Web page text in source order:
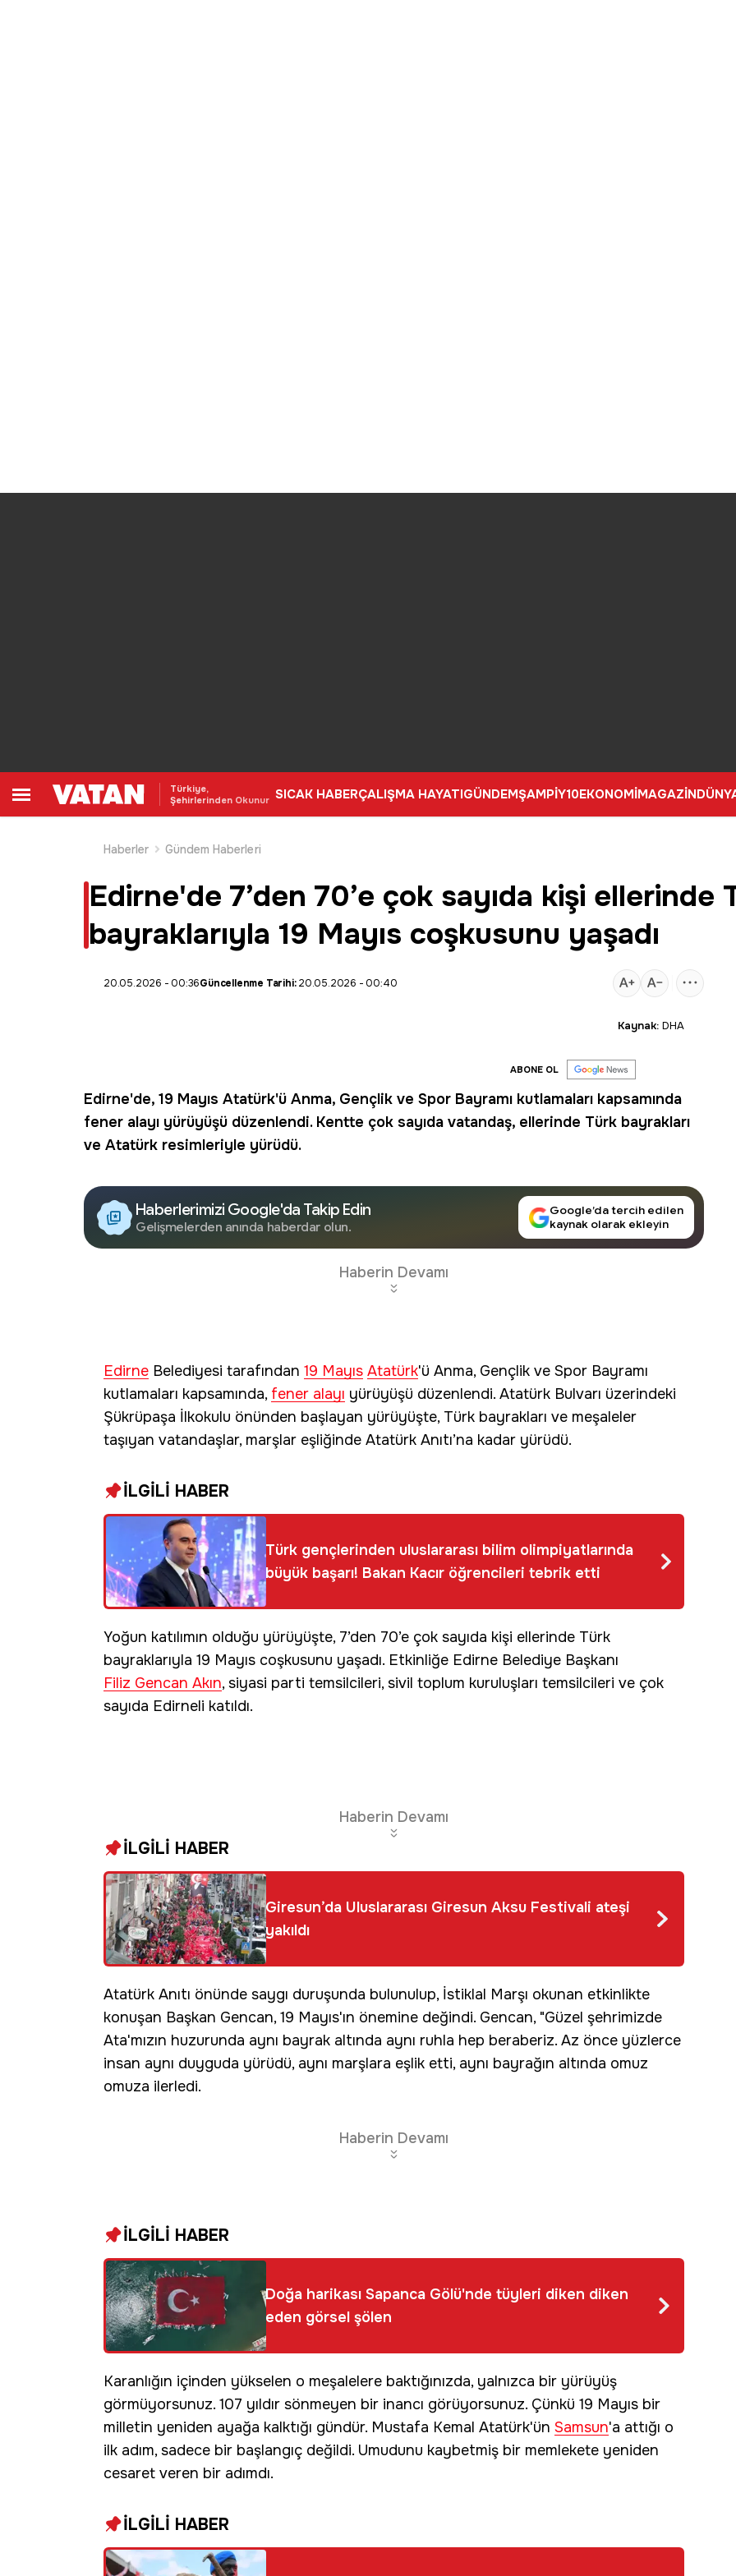
Türkiye,
Şehirlerinden Okunur SICAK HABERÇALIŞMA HAYATIGÜNDEMŞAMPİY10EKONOMİMAGAZİN
Haberler
Gündem Haberleri
Edirne'de 7’den 70’e çok sayıda kişi ellerinde
bayraklarıyla 19 Mayıs coşkusunu yaşadı
20.05.2026 - 00:36Güncellenme Tarihi:20.05.2026 - 00:40
Kaynak: DHA
ABONE OL
Edirne'de, 19 Mayıs Atatürk'ü Anma, Gençlik ve Spor Bayramı kutlamaları kapsamında
fener alayı yürüyüşü düzenlendi. Kentte çok sayıda vatandaş, ellerinde Türk bayrakları
ve Atatürk resimleriyle yürüdü.
Haberlerimizi Google'da Takip Edin
Gelişmelerden anında haberdar olun.
Google’da tercih edilen
kaynak olarak ekleyin
Haberin Devamı
Edirne Belediyesi tarafından 19 Mayıs Atatürk'ü Anma, Gençlik ve Spor Bayramı
kutlamaları kapsamında, fener alayı yürüyüşü düzenlendi. Atatürk Bulvarı üzerindeki
Şükrüpaşa İlkokulu önünden başlayan yürüyüşte, Türk bayrakları ve meşaleler
taşıyan vatandaşlar, marşlar eşliğinde Atatürk Anıtı’na kadar yürüdü.
İLGİLİ HABER
Türk gençlerinden uluslararası bilim olimpiyatlarında
büyük başarı! Bakan Kacır öğrencileri tebrik etti
Yoğun katılımın olduğu yürüyüşte, 7’den 70’e çok sayıda kişi ellerinde Türk
bayraklarıyla 19 Mayıs coşkusunu yaşadı. Etkinliğe Edirne Belediye Başkanı
Filiz Gencan Akın, siyasi parti temsilcileri, sivil toplum kuruluşları temsilcileri ve çok
sayıda Edirneli katıldı.
Haberin Devamı
İLGİLİ HABER
Giresun’da Uluslararası Giresun Aksu Festivali ateşi
yakıldı
Atatürk Anıtı önünde saygı duruşunda bulunulup, İstiklal Marşı okunan etkinlikte
konuşan Başkan Gencan, 19 Mayıs'ın önemine değindi. Gencan, "Güzel şehrimizde
Ata'mızın huzurunda aynı bayrak altında aynı ruhla hep beraberiz. Az önce yüzlerce
insan aynı duyguda yürüdü, aynı marşlara eşlik etti, aynı bayrağın altında omuz
omuza ilerledi.
Haberin Devamı
İLGİLİ HABER
Doğa harikası Sapanca Gölü'nde tüyleri diken diken
eden görsel şölen
Karanlığın içinden yükselen o meşalelere baktığınızda, yalnızca bir yürüyüş
görmüyorsunuz. 107 yıldır sönmeyen bir inancı görüyorsunuz. Çünkü 19 Mayıs bir
milletin yeniden ayağa kalktığı gündür. Mustafa Kemal Atatürk'ün Samsun'a attığı o
ilk adım, sadece bir başlangıç değildi. Umudunu kaybetmiş bir memlekete yeniden
cesaret veren bir adımdı.
İLGİLİ HABER